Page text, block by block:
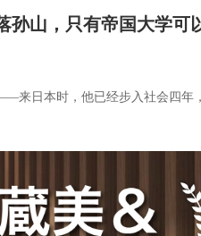
孙山，只有帝国大学可
来日本时，他已经步入社会四年